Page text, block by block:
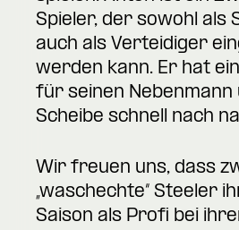
Spieler, der sowohl als
auch als Verteidiger
werden kann. Er hat
für seinen Nebenmann
Scheibe schnell nach
Wir freuen uns, dass
„waschechte“ Steeler
Saison als Profi bei